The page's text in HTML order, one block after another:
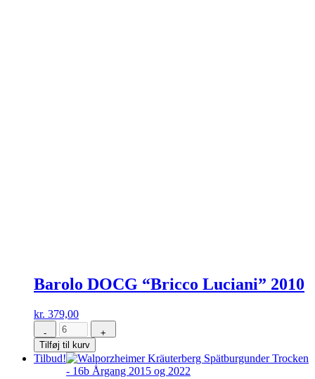
Barolo DOCG “Bricco Luciani” 2010
kr. 379,00
-
Barolo
DOCG
“Bricco
Luciani”
+
Tilføj til kurv
Tilbud!